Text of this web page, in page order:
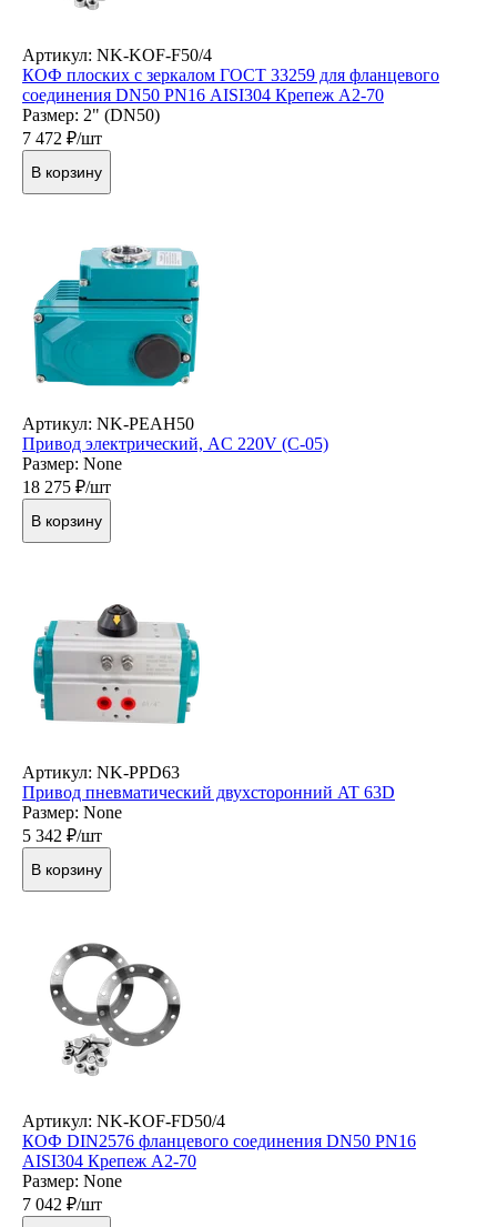
Артикул: NK-KOF-F50/4
КОФ плоских с зеркалом ГОСТ 33259 для фланцевого
соединения DN50 PN16 AISI304 Крепеж А2-70
Размер: 2" (DN50)
7 472 ₽/шт
В корзину
Артикул: NK-PEAH50
Привод электрический, AC 220V (C-05)
Размер: None
18 275 ₽/шт
В корзину
Артикул: NK-PPD63
Привод пневматический двухсторонний AT 63D
Размер: None
5 342 ₽/шт
В корзину
Артикул: NK-KOF-FD50/4
КОФ DIN2576 фланцевого соединения DN50 PN16
AISI304 Крепеж А2-70
Размер: None
7 042 ₽/шт